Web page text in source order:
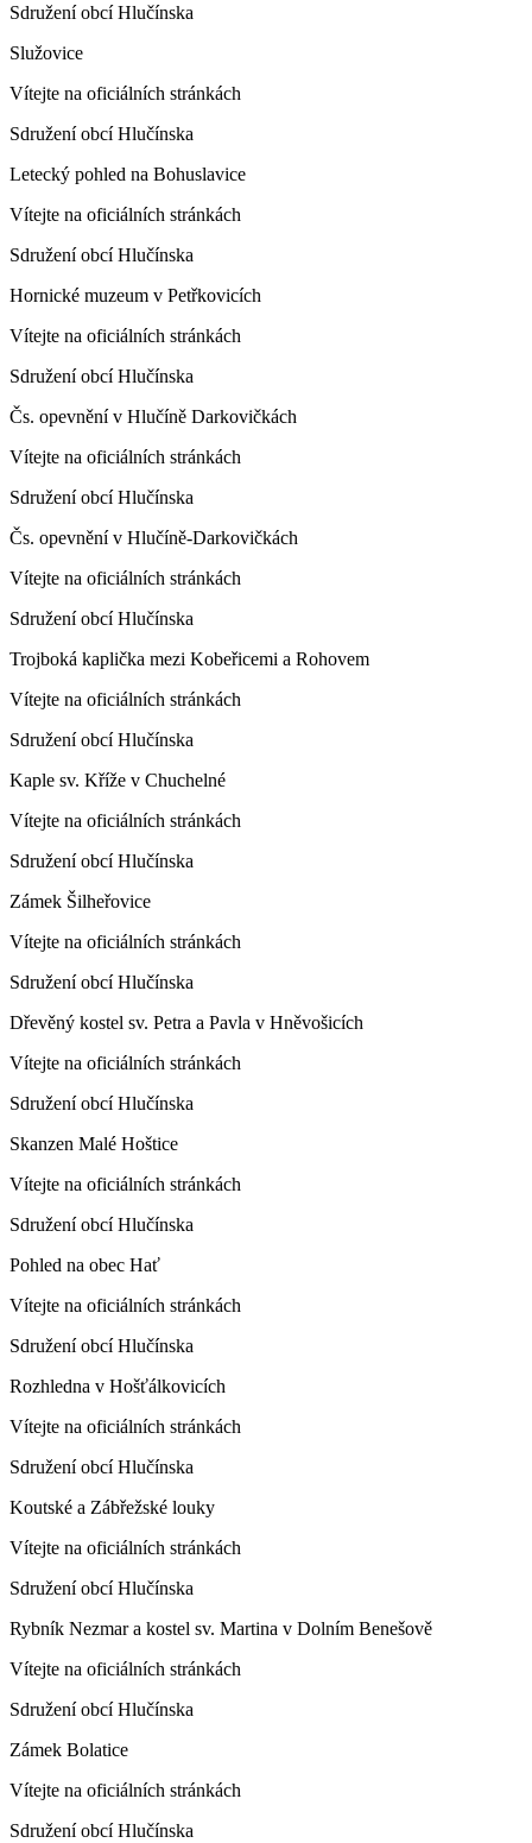
Sdružení obcí Hlučínska
Služovice
Vítejte na oficiálních stránkách
Sdružení obcí Hlučínska
Letecký pohled na Bohuslavice
Vítejte na oficiálních stránkách
Sdružení obcí Hlučínska
Hornické muzeum v Petřkovicích
Vítejte na oficiálních stránkách
Sdružení obcí Hlučínska
Čs. opevnění v Hlučíně Darkovičkách
Vítejte na oficiálních stránkách
Sdružení obcí Hlučínska
Čs. opevnění v Hlučíně-Darkovičkách
Vítejte na oficiálních stránkách
Sdružení obcí Hlučínska
Trojboká kaplička mezi Kobeřicemi a Rohovem
Vítejte na oficiálních stránkách
Sdružení obcí Hlučínska
Kaple sv. Kříže v Chuchelné
Vítejte na oficiálních stránkách
Sdružení obcí Hlučínska
Zámek Šilheřovice
Vítejte na oficiálních stránkách
Sdružení obcí Hlučínska
Dřevěný kostel sv. Petra a Pavla v Hněvošicích
Vítejte na oficiálních stránkách
Sdružení obcí Hlučínska
Skanzen Malé Hoštice
Vítejte na oficiálních stránkách
Sdružení obcí Hlučínska
Pohled na obec Hať
Vítejte na oficiálních stránkách
Sdružení obcí Hlučínska
Rozhledna v Hošťálkovicích
Vítejte na oficiálních stránkách
Sdružení obcí Hlučínska
Koutské a Zábřežské louky
Vítejte na oficiálních stránkách
Sdružení obcí Hlučínska
Rybník Nezmar a kostel sv. Martina v Dolním Benešově
Vítejte na oficiálních stránkách
Sdružení obcí Hlučínska
Zámek Bolatice
Vítejte na oficiálních stránkách
Sdružení obcí Hlučínska